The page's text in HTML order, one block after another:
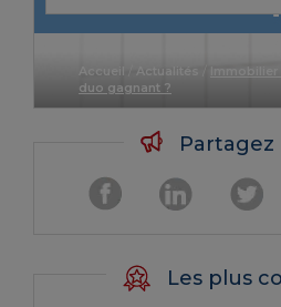
Accueil Actualités
duo gagnant ?
Les plus